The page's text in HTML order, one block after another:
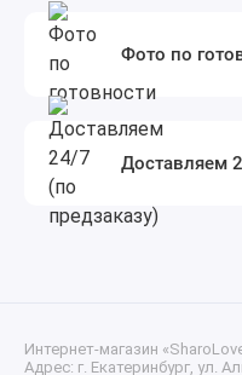
Фото по
Доставляем
Интернет-магазин
Адрес: г. Екатеринбург, ул.